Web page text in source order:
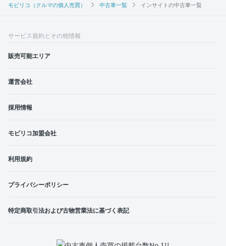
モビリコ（クルマの個人売買） 中古車一覧 インサイトの中古車一覧
サービス規約とその他情報
販売可能エリア
運営会社
採用情報
モビリコ加盟会社
利用規約
プライバシーポリシー
特定商取引法および古物営業法に基づく表記